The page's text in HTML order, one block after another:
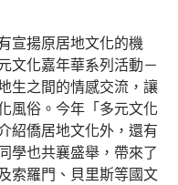
宣揚原居地文化的機
文化嘉年華系列活動－
生之間的情感交流，讓
風俗。今年「多元文化
紹僑居地文化外，還有
學也共襄盛舉，帶來了
索羅門、貝里斯等國文